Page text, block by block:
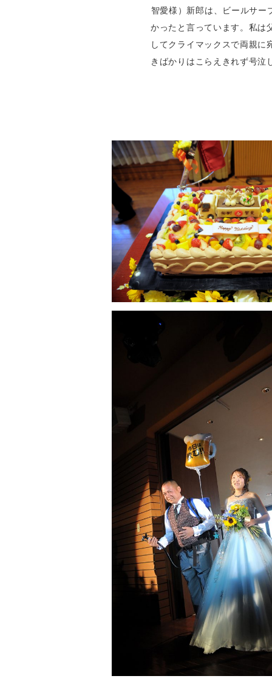
智愛様）新郎は、ビールサー
かったと言っています。私は
してクライマックスで両親
きばかりはこらえきれず号泣